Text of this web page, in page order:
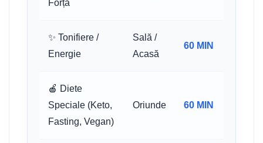
Forță
✨ Tonifiere /
Energie
Sală /
Acasă
60 MIN
🍎 Diete
Speciale (Keto,
Fasting, Vegan)
Oriunde 60 MIN